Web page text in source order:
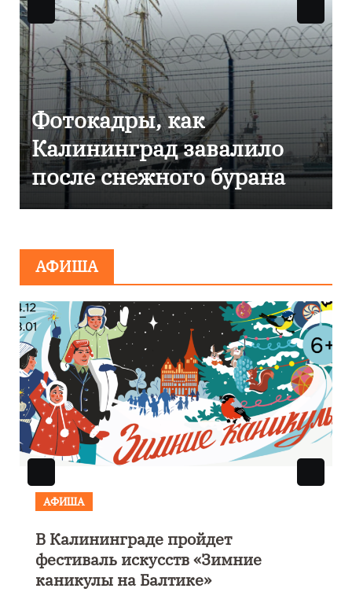
как
завалило
бурана
сообщения о
АФИША
АФИША
В Калининграде пройдет
фестиваль искусств «Зимние
каникулы на Балтике»